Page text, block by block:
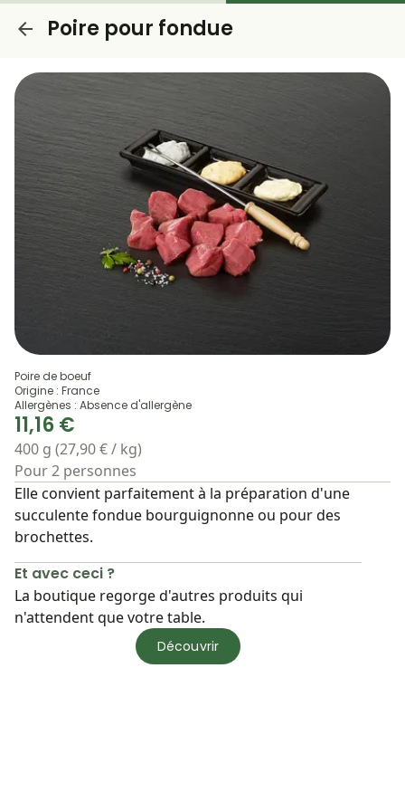
Poire pour fondue
Poire de boeuf
Origine : France
Allergènes : Absence d'allergène
11,16 €
400 g (27,90 € / kg)
Pour 2 personnes
Elle convient parfaitement à la préparation d'une
succulente fondue bourguignonne ou pour des
brochettes.
Et avec ceci ?
La boutique regorge d'autres produits qui
n'attendent que votre table.
Découvrir